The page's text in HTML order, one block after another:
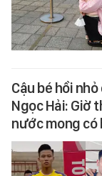
Cậu bé hồi
Ngọc Hải: Giờ
nước mong có